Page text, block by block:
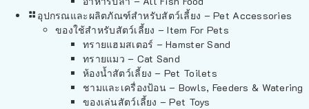
อุปกรณและผลิตภัณฑ์สำหรับสัตว์เลี้ยง – Pet Accessories
ของใช้สำหรับสัตว์เลี้ยง – Item For Pets
ทรายแฮมสเตอร์ – Hamster Sand
ทรายแมว – Cat Sand
ห้องน้ำสัตว์เลี้ยง – Pet Toilets
ชามและเครื่องป้อน – Bowls, Feeders & Watering
ของเล่นสัตว์เลี้ยง – Pet Toys